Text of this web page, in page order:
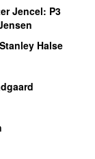
Jencel: P3
Halse